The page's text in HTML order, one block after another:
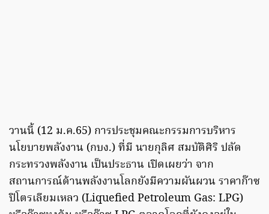
วานนี้ (12 ม.ค.65) การประชุมคณะกรรมการบริหาร
นโยบายพลังงาน (กบง.) ที่มี นายกุลิศ สมบัติศิริ ปลัด
กระทรวงพลังงาน เป็นประธาน เปิดเผยว่า จาก
สถานการณ์ด้านพลังงานโลกยังมีความผันผวน ราคาก๊าซ
ปิโตรเลียมเหลว (Liquefied Petroleum Gas: LPG)